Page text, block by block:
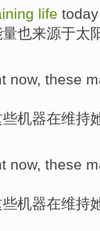
life today
也来源于太
now, these
机器在维持
now, these
机器在维持